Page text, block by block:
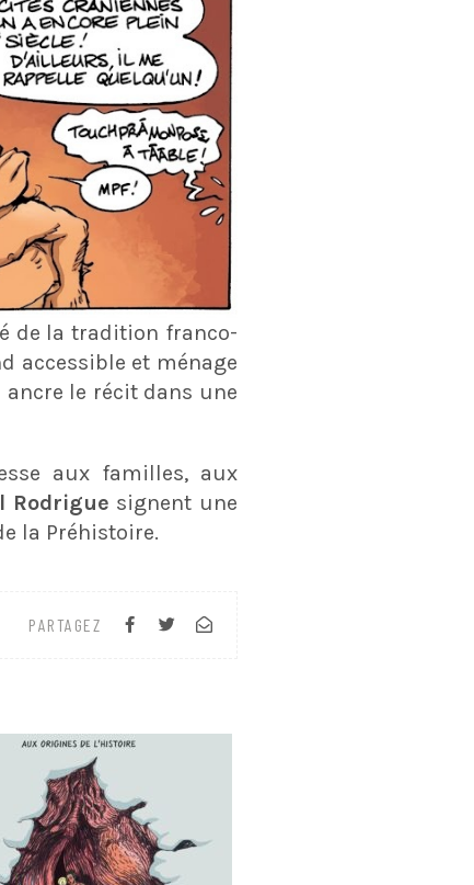
de la tradition franco-
accessible et ménage
le récit dans une
aux familles, aux
Rodrigue signent une
la Préhistoire.
PARTAGEZ